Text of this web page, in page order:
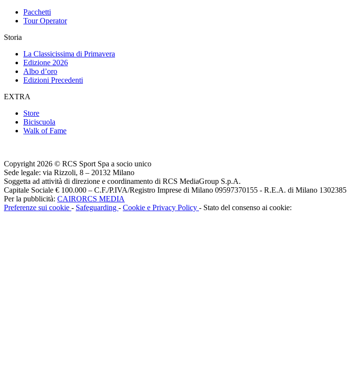
Pacchetti
Tour Operator
Storia
La Classicissima di Primavera
Edizione 2026
Albo d’oro
Edizioni Precedenti
EXTRA
Store
Biciscuola
Walk of Fame
Copyright 2026 © RCS Sport Spa a socio unico
Sede legale: via Rizzoli, 8 – 20132 Milano
Soggetta ad attività di direzione e coordinamento di RCS MediaGroup S.p.A.
Capitale Sociale € 100.000 – C.F./P.IVA/Registro Imprese di Milano 09597370155 - R.E.A. di Milano 1302385
Per la pubblicità: CAIRORCS MEDIA
Preferenze sui cookie - Safeguarding - Cookie e Privacy Policy - Stato del consenso ai cookie: